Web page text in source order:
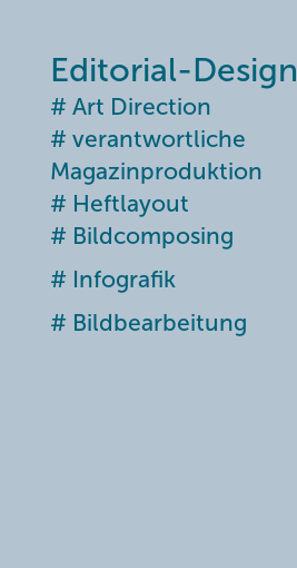
Editorial-Design
# Art Direction
# verantwortliche
Magazinproduktion
# Heftlayout
# Bildcomposing
# Infografik
# Bildbearbeitung